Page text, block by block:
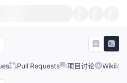
Pull Requests 项目讨论 Wiki